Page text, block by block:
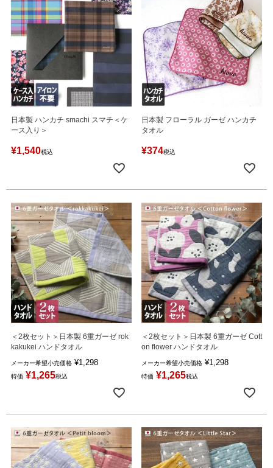
日本製 ハンカチ smachi スマチ＜ケ
ース入り＞
¥1,540税込
日本製 フローラル ガーゼ ハンカチ
タオル
¥374税込
＜2枚セット＞日本製 6重ガーゼ rok
kakukei ハンドタオル
メーカー希望小売価格 ¥1,298
特価 ¥1,265税込
＜2枚セット＞日本製 6重ガーゼ Cott
on flower ハンドタオル
メーカー希望小売価格 ¥1,298
特価 ¥1,265税込